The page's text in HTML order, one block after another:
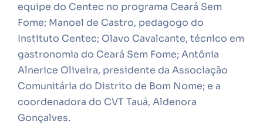
equipe do Centec no programa Ceará Sem
Fome; Manoel de Castro, pedagogo do
Instituto Centec; Olavo Cavalcante, técnico em
gastronomia do Ceará Sem Fome; Antônia
Alnerice Oliveira, presidente da Associação
Comunitária do Distrito de Bom Nome; e a
coordenadora do CVT Tauá, Aldenora
Gonçalves.